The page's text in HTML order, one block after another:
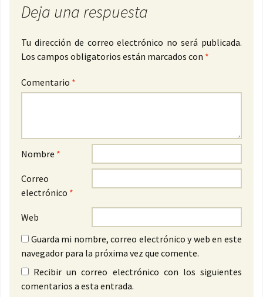
Deja una respuesta
Tu dirección de correo electrónico no será publicada.
Los campos obligatorios están marcados con *
Comentario *
Nombre *
Correo
electrónico *
Web
Guarda mi nombre, correo electrónico y web en este
navegador para la próxima vez que comente.
Recibir un correo electrónico con los siguientes
comentarios a esta entrada.